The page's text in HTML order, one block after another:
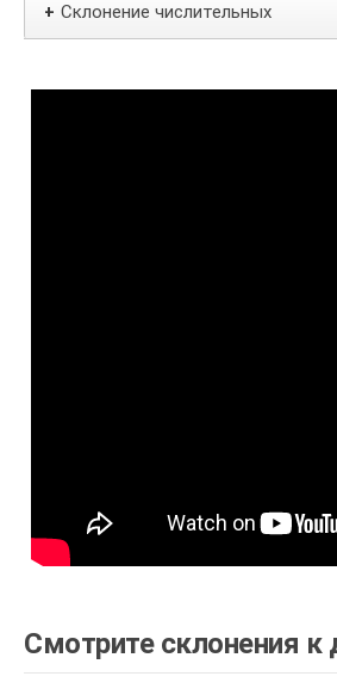
+ Склонение числительных
Смотрите склонения к